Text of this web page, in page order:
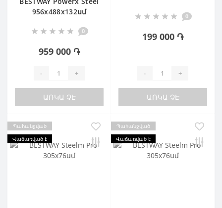
956х488х132սմ
0
959 000 ֏
- +
ԱՌԿԱ ՉԷ
0
199 000 ֏
- +
ԱՌԿԱ ՉԷ
Պահանջված
Վաճառված է
Պահանջված
Վաճառված է